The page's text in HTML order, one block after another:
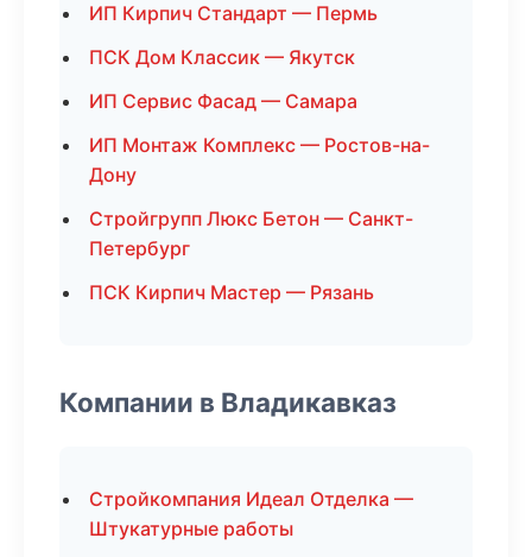
ИП Кирпич Стандарт — Пермь
ПСК Дом Классик — Якутск
ИП Сервис Фасад — Самара
ИП Монтаж Комплекс — Ростов-на-
Дону
Стройгрупп Люкс Бетон — Санкт-
Петербург
ПСК Кирпич Мастер — Рязань
Компании в Владикавказ
Стройкомпания Идеал Отделка —
Штукатурные работы